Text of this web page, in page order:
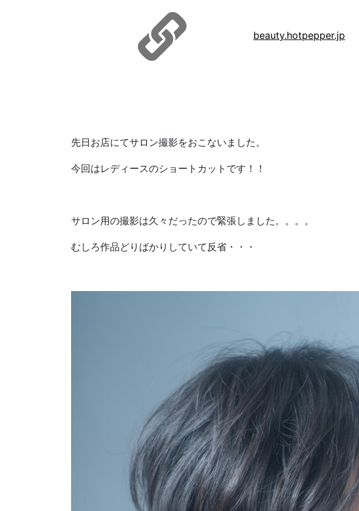
beauty.hotpepper.jp
先日お店にてサロン撮影をおこないました。
今回はレディースのショートカットです！！
サロン用の撮影は久々だったので緊張しました。。。。
むしろ作品どりばかりしていて反省・・・